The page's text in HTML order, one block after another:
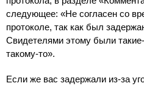
следующее: «Не согласен со
протоколе, так как был
Свидетелями этому были
такому-то».
Если же вас задержали из-за